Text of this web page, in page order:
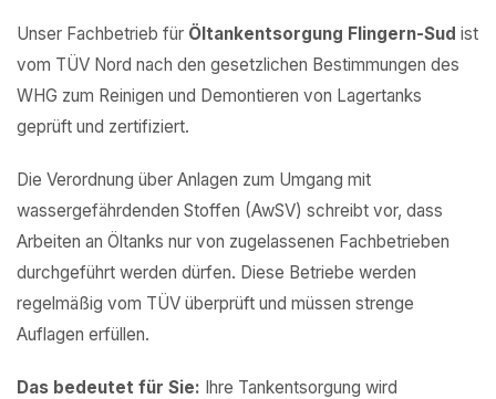
Unser Fachbetrieb für Öltankentsorgung Flingern-Sud ist
vom TÜV Nord nach den gesetzlichen Bestimmungen des
WHG zum Reinigen und Demontieren von Lagertanks
geprüft und zertifiziert.
Die Verordnung über Anlagen zum Umgang mit
wassergefährdenden Stoffen (AwSV) schreibt vor, dass
Arbeiten an Öltanks nur von zugelassenen Fachbetrieben
durchgeführt werden dürfen. Diese Betriebe werden
regelmäßig vom TÜV überprüft und müssen strenge
Auflagen erfüllen.
Das bedeutet für Sie: Ihre Tankentsorgung wird